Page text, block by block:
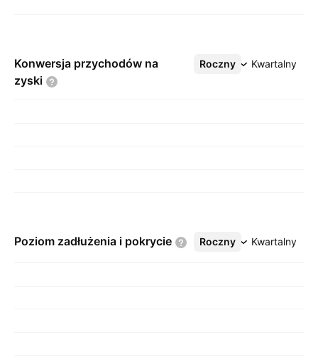
Konwersja przychodów na
zyski
Roczny Kwartalny
Więcej
Poziom zadłużenia i pokrycie Roczny Kwartalny
Więcej